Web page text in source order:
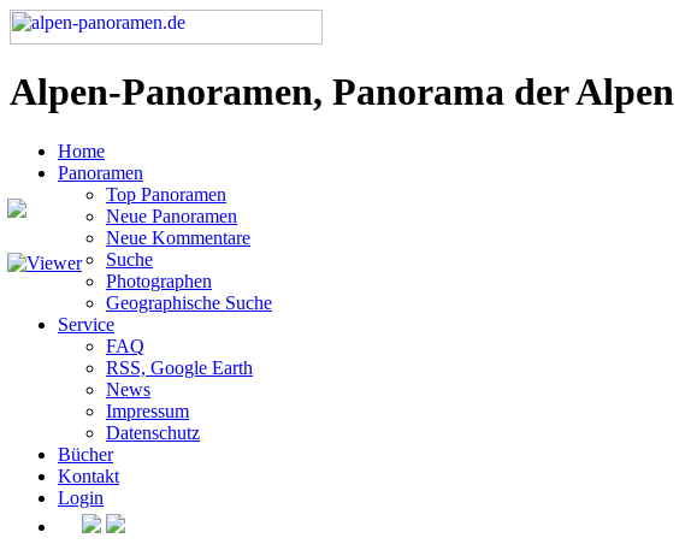
Alpen-Panoramen, Panorama der Alpen
Home
Panoramen
Top Panoramen
Neue Panoramen
Neue Kommentare
Suche
Photographen
Geographische Suche
Service
FAQ
RSS, Google Earth
News
Impressum
Datenschutz
Bücher
Kontakt
Login